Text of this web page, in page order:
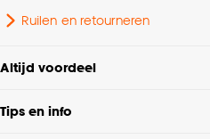
Ruilen en retourneren
Altijd voordeel
Tips en info